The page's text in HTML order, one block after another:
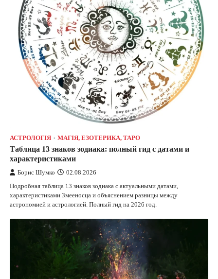
АСТРОЛОГІЯ МАГІЯ, ЕЗОТЕРИКА, ТАРО
Таблица 13 знаков зодиака: полный гид с датами и
характеристиками
Борис Шумко 02.08.2026
Подробная таблица 13 знаков зодиака с актуальными датами,
характеристиками Змееносца и объяснением разницы между
астрономией и астрологией. Полный гид на 2026 год.